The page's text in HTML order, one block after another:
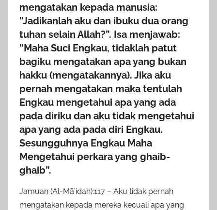
mengatakan kepada manusia:
“Jadikanlah aku dan ibuku dua orang
tuhan selain Allah?”. Isa menjawab:
“Maha Suci Engkau, tidaklah patut
bagiku mengatakan apa yang bukan
hakku (mengatakannya). Jika aku
pernah mengatakan maka tentulah
Engkau mengetahui apa yang ada
pada diriku dan aku tidak mengetahui
apa yang ada pada diri Engkau.
Sesungguhnya Engkau Maha
Mengetahui perkara yang ghaib-
ghaib”.
Jamuan (Al-Mā’idah):117 – Aku tidak pernah
mengatakan kepada mereka kecuali apa yang